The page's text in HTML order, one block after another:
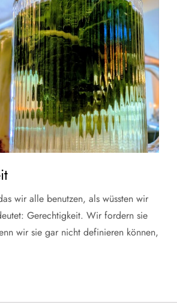
wir alle benutzen, als wüssten wir
Gerechtigkeit. Wir fordern sie
wir sie gar nicht definieren können,